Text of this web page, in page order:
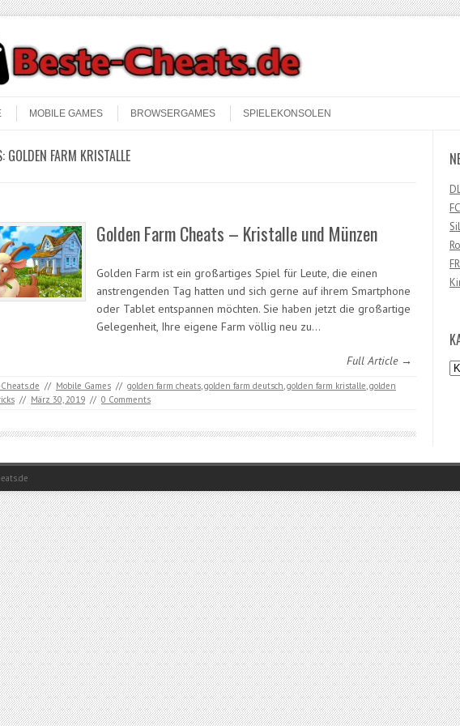
MOBILE GAMES BROWSERGAMES SPIELEKONSOLEN
GOLDEN FARM KRISTALLE
Golden Farm Cheats – Kristalle und Münzen
Golden Farm ist ein großartiges Spiel für Leute, die einen
anstrengenden Tag hatten und sich gerne auf ihrem Smartphone
oder Tablet entspannen möchten. Sie haben jetzt die großartige
Gelegenheit, Ihre eigene Farm völlig neu zu…
Full Article →
// Mobile Games // golden farm cheats golden farm deutsch golden farm kristalle golden
// März 30, 2019 // 0 Comments